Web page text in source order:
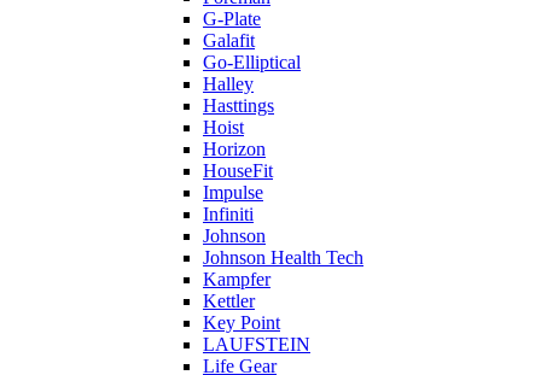
G-Plate
Galafit
Go-Elliptical
Halley
Hasttings
Hoist
Horizon
HouseFit
Impulse
Infiniti
Johnson
Johnson Health Tech
Kampfer
Kettler
Key Point
LAUFSTEIN
Life Gear